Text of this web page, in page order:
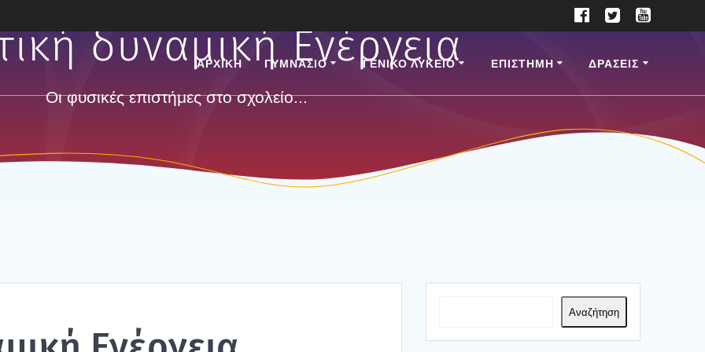
ΑΡΧΙΚΗ ΓΥΜΝΑΣΙΟ ΓΕΝΙΚΟ ΛΥΚΕΙΟ ΕΠΙ­ΣΤΗ­ΜΗ ΔΡΑΣΕΙΣ
δυναμική Ενέργεια
Οι φυσικές επιστήμες στο σχολείο...
Αναζήτηση